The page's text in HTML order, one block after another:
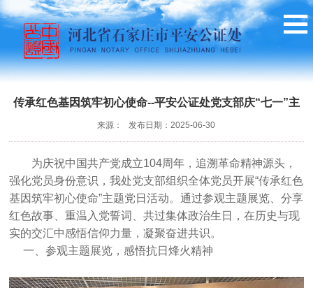
传承红色基因筑牢初心使命--平安公证处党支部庆“七一”主
题党日活动
来源： 发布日期：2025-06-30
为庆祝中国共产党成立104周年，追溯革命精神源头，
强化党员身份意识，我处党支部组织全体党员开展“传承红色
基因筑牢初心使命”主题党日活动。通过参观主题展览、分享
红色故事、重温入党誓词、共过集体政治生日，在历史与现
实的交汇中感悟信仰力量，凝聚奋进共识。
一、参观主题展览，感悟抗日烽火精神